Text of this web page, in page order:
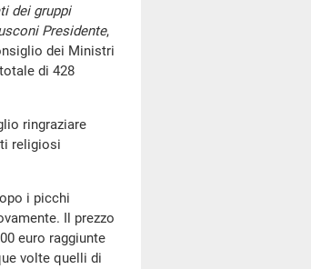
dei gruppi
Presidente,
dei Ministri
di 428
ringraziare
religiosi
i picchi
Il prezzo
euro raggiunte
volte quelli di